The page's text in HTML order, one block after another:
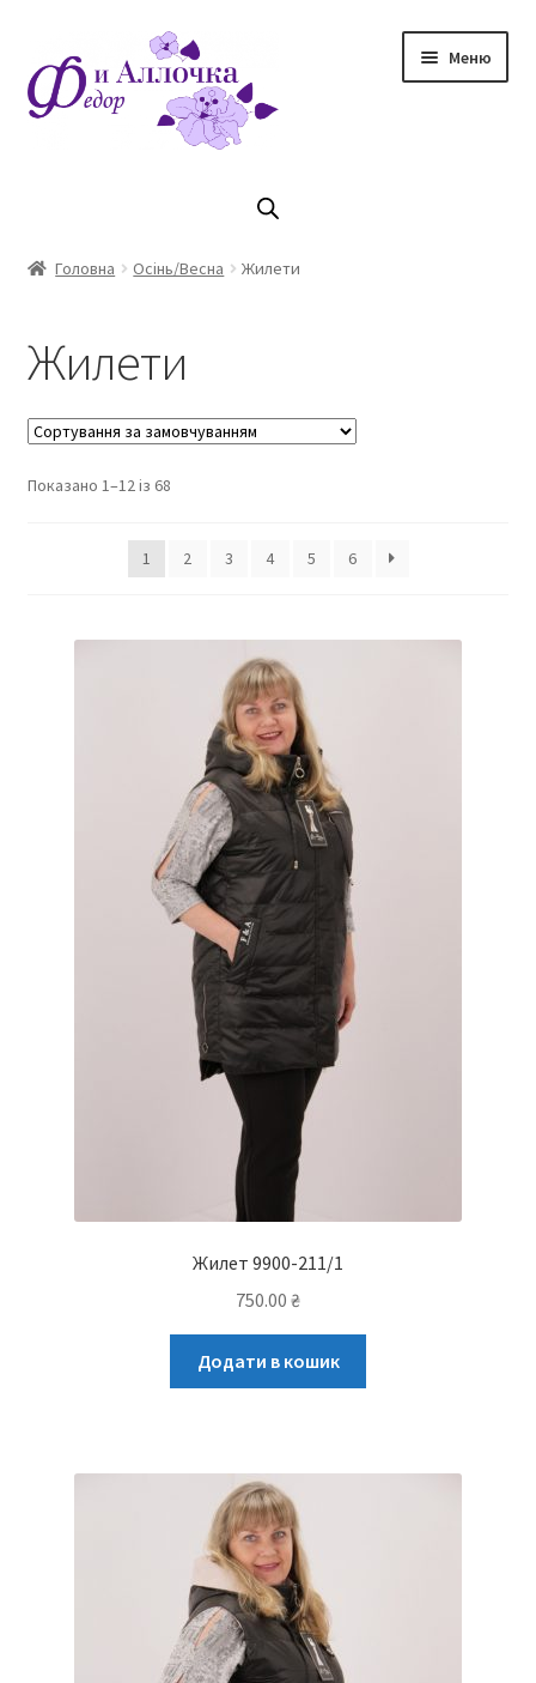
до
навігації
до
контенту
Меню
Кошик
Оплата та доставка
Контакти
Головна Осінь/Весна Жилети
Жилети
Показано 1–12 із 68
1 2 3 4 5 6
Жилет 9900-211/1
750.00 ₴
Додати в кошик